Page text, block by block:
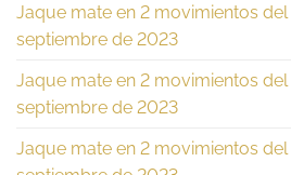
Jaque mate en 2 movimientos
septiembre de 2023
Jaque mate en 2 movimientos
septiembre de 2023
Jaque mate en 2 movimientos